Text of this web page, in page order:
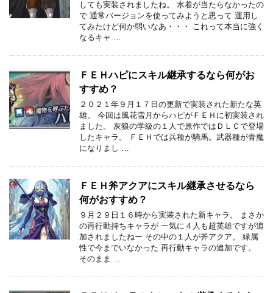
しても実装されましたね。 水着が当たらなかったの
で 通常バージョンを使ってみようと思って 運用し
てみたけど何か弱いなあ・・・ これって本当に強く
なるキャ …
ＦＥＨハピにスキル継承するなら何がお
すすめ？
２０２１年９月１７日の更新で実装された新たな英
雄。 今回は風花雪月からハピがＦＥＨに初実装され
ました。 灰狼の学級の１人で原作ではＤＬＣで登場
したキャラ。 ＦＥＨでは兵種が騎馬。武器種が青魔
になりまし …
ＦＥＨ斧アクアにスキル継承させるなら
何がおすすめ？
９月２９日１６時から実装された新キャラ。 まさか
の再行動持ちキャラが 一気に４人も超英雄ですが追
加されましたねー その中の１人が斧アクア。 緑属
性で今までいなかった 再行動キャラの追加です。
そのまま …